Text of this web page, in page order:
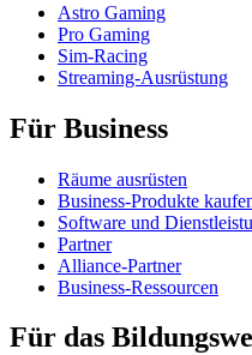
Astro Gaming
Pro Gaming
Sim-Racing
Streaming-Ausrüstung
Für Business
Räume ausrüsten
Business-Produkte
Software und
Partner
Alliance-Partner
Business-Ressourcen
Für das